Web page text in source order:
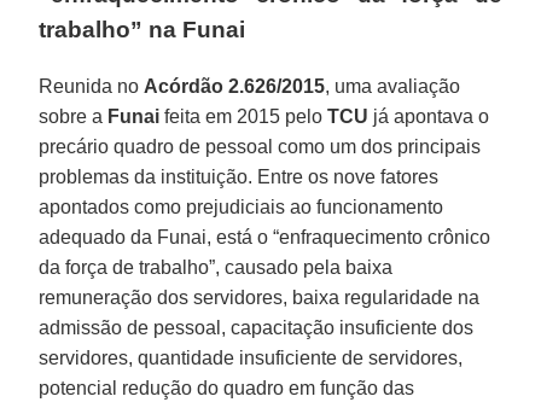
trabalho” na Funai
Reunida no Acórdão 2.626/2015, uma avaliação
sobre a Funai feita em 2015 peloTCU já apontava o
precário quadro de pessoal como um dos principais
problemas da instituição. Entre os nove fatores
apontados como prejudiciais ao funcionamento
adequado da Funai, está o “enfraquecimento crônico
da força de trabalho”, causado pela baixa
remuneração dos servidores, baixa regularidade na
admissão de pessoal, capacitação insuficiente dos
servidores, quantidade insuficiente de servidores,
potencial redução do quadro em função das